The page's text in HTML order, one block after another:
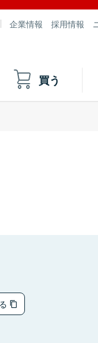
企業情報 採用情報
買う